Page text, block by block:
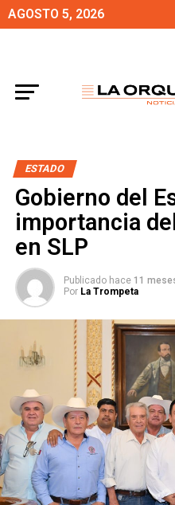
AGOSTO 5, 2026
ESTADO
Gobierno del
importancia
en SLP
Publicado hace 11
Por La Trompeta